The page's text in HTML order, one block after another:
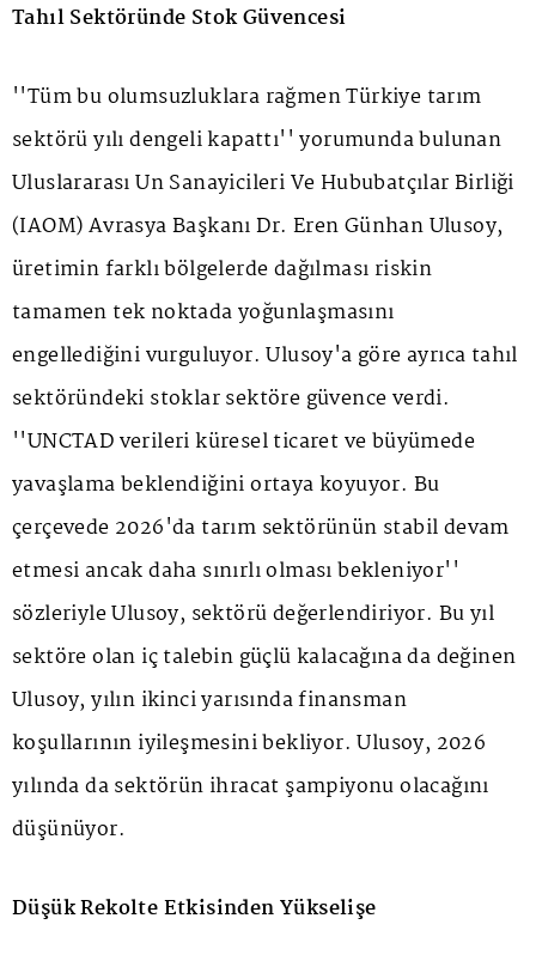
Tahıl Sektöründe Stok Güvencesi
''Tüm bu olumsuzluklara rağmen Türkiye tarım
sektörü yılı dengeli kapattı'' yorumunda bulunan
Uluslararası Un Sanayicileri Ve Hububatçılar Birliği
(IAOM) Avrasya Başkanı Dr. Eren Günhan Ulusoy,
üretimin farklı bölgelerde dağılması riskin
tamamen tek noktada yoğunlaşmasını
engellediğini vurguluyor. Ulusoy'a göre ayrıca tahıl
sektöründeki stoklar sektöre güvence verdi.
''UNCTAD verileri küresel ticaret ve büyümede
yavaşlama beklendiğini ortaya koyuyor. Bu
çerçevede 2026'da tarım sektörünün stabil devam
etmesi ancak daha sınırlı olması bekleniyor''
sözleriyle Ulusoy, sektörü değerlendiriyor. Bu yıl
sektöre olan iç talebin güçlü kalacağına da değinen
Ulusoy, yılın ikinci yarısında finansman
koşullarının iyileşmesini bekliyor. Ulusoy, 2026
yılında da sektörün ihracat şampiyonu olacağını
düşünüyor.
Düşük Rekolte Etkisinden Yükselişe